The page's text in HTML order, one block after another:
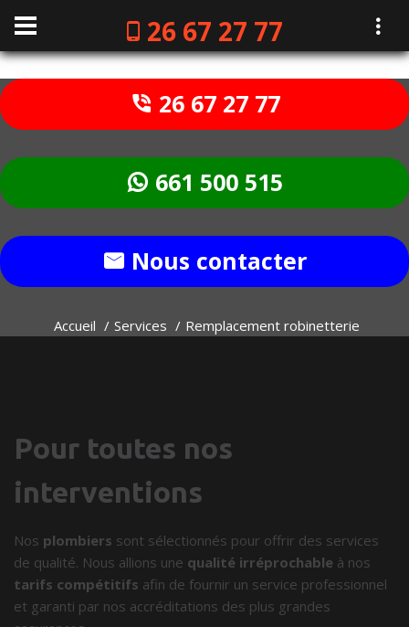
26 67 27 77
26 67 27 77
661 500 515
Nous contacter
Accueil Services Remplacement robinetterie
Pour toutes nos
interventions
Nos plombiers sont sélectionnés pour offrir des services
de qualité. Nous allions une qualité irréprochable à nos
tarifs compétitifs afin de fournir un service professionnel
et garanti par nos accréditations des plus grandes